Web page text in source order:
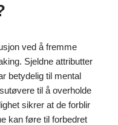
ved å fremme
Sjeldne attributter
betydelig til mental
til å overholde
sikrer at de forblir
kan føre til forbedret